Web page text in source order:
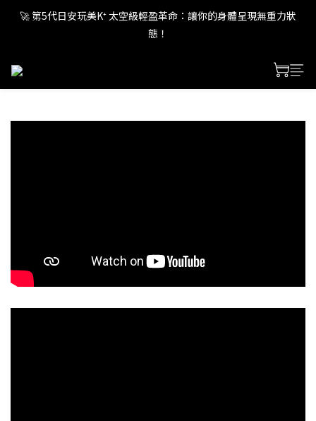
🚀 第5代日安玩美K⁺ 太空級輕盈革命：讓你的身體呈現無重力狀
態！
🚀 第5代日安玩美K⁺ 太空級輕盈革命：讓你的身體呈現無重力狀
態！
🚀 第5代日安玩美K⁺ 太空級輕盈革命：讓你的身體呈現無重力狀